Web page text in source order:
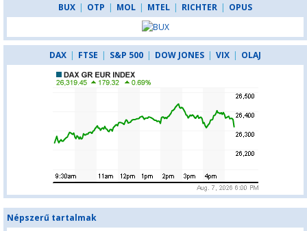
BUX | OTP | MOL | MTEL | RICHTER | OPUS
DAX | FTSE | S&P 500 | DOW JONES | VIX | OLAJ
Népszerű tartalmak